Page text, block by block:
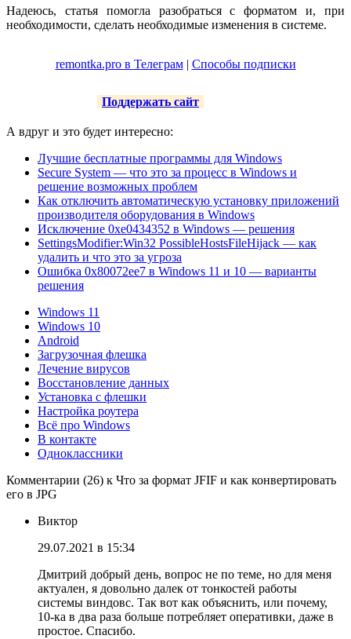
Надеюсь, статья помогла разобраться с форматом и, при
необходимости, сделать необходимые изменения в системе.
remontka.pro в Телеграм| Способы подписки
Поддержать сайт
А вдруг и это будет интересно:
Лучшие бесплатные программы для Windows
Secure System — что это за процесс в Windows и
решение возможных проблем
Как отключить автоматическую установку приложений
производителя оборудования в Windows
Исключение 0xe0434352 в Windows — решения
SettingsModifier:Win32 PossibleHostsFileHijack — как
удалить и что это за угроза
Ошибка 0x80072ee7 в Windows 11 и 10 — варианты
решения
Windows 11
Windows 10
Android
Загрузочная флешка
Лечение вирусов
Восстановление данных
Установка с флешки
Настройка роутера
Всё про Windows
В контакте
Одноклассники
Комментарии (26) к Что за формат JFIF и как конвертировать
его в JPG
Виктор
29.07.2021 в 15:34
Дмитрий добрый день, вопрос не по теме, но для меня
актуален, я довольно далек от тонкостей работы
системы виндовс. Так вот как объяснить, или почему,
10-ка в два раза больше потребляет оперативки, даже в
простое. Спасибо.